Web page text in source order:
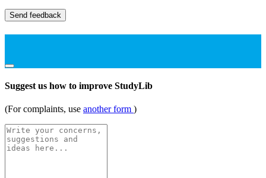
Send feedback
Suggest us how to improve StudyLib
(For complaints, use another form )